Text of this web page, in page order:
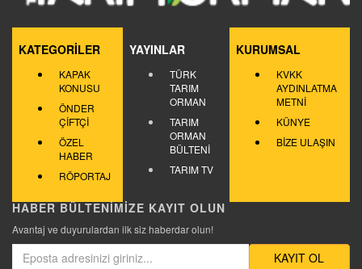
KATEGORİLER
KAPAK
KONUSU
ÖNDER
ÇİFTÇİ
ÖZEL
HABER
RÖPORTAJ
YAYINLAR
TÜRK
TARIM
ORMAN
TARIM
ORMAN
BÜLTENİ
TARIM TV
KURUMSAL
KVKK
AYDINLATMA
METNİ
KÜNYE
BİZE ULAŞIN
HABER BÜLTENİMİZE KAYIT OLUN
Avantaj ve duyurulardan ilk siz haberdar olun!
KAYIT OL